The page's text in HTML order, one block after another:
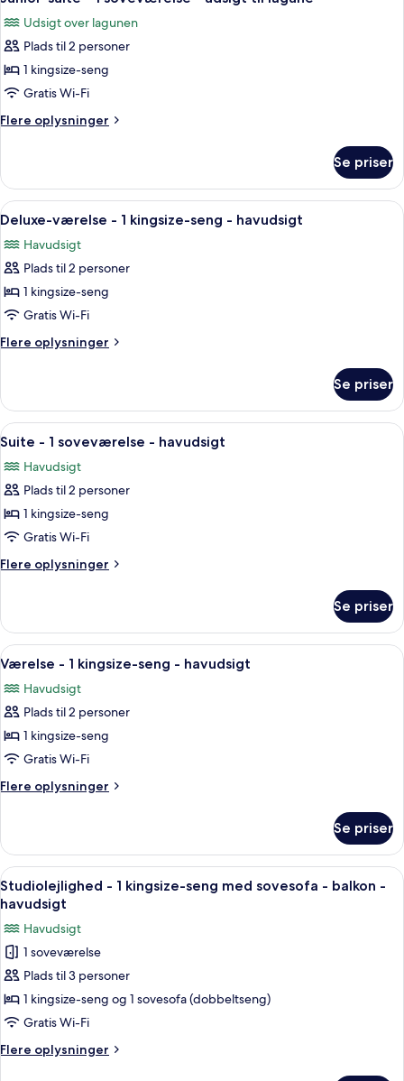
havudsigt
alle
billeder
af
Junior-
suite
-
1
-
udsigt
til
lagune
Udsigt over lagunen
Plads til 2 personer
1 kingsize-seng
Gratis Wi-Fi
Flere oplysninger
Flere
suite
1
-
udsigt
lagune
Se priser
Indlæs
alle
billeder
af
Deluxe-
værelse
-
1
seng
havudsigt
Et hotelværelse med en stor seng,
6
Deluxe-værelse - 1 kingsize-seng - havudsigt
Havudsigt
Plads til 2 personer
1 kingsize-seng
Gratis Wi-Fi
Flere oplysninger
Flere
værelse
1
seng
Se priser
Indlæs
alle
billeder
af
Suite
-
1
soveværelse
havudsigt
En stue med sofa, sofabord i glas og
4
Suite - 1 soveværelse - havudsigt
Havudsigt
Plads til 2 personer
1 kingsize-seng
Gratis Wi-Fi
Flere oplysninger
Flere
-
soveværelse
havudsigt
Se priser
Indlæs
alle
billeder
af
Værelse
-
1
kingsize-
-
havudsigt
Et hotelværelse med seng, stol,
6
Værelse - 1 kingsize-seng - havudsigt
Havudsigt
Plads til 2 personer
1 kingsize-seng
Gratis Wi-Fi
Flere oplysninger
Flere
-
kingsize-
seng
havudsigt
Se priser
Indlæs
alle
billeder
af
Studiolejlighed
-
1
kingsize-
seng
med
Et moderne hotelværelse med
8
Studiolejlighed - 1 kingsize-seng med sovesofa - balkon -
havudsigt
Havudsigt
1 soveværelse
Plads til 3 personer
1 kingsize-seng og 1 sovesofa (dobbeltseng)
Gratis Wi-Fi
Flere oplysninger
Flere